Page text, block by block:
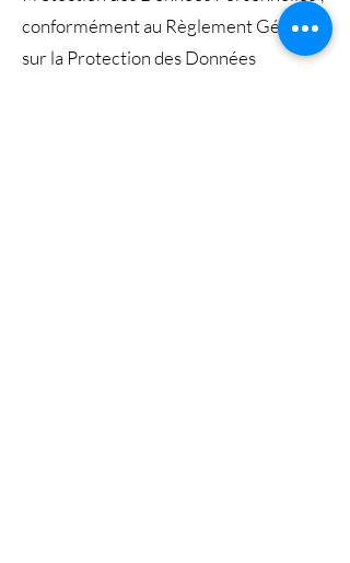
conformément au Règlement Général
sur la Protection des Données